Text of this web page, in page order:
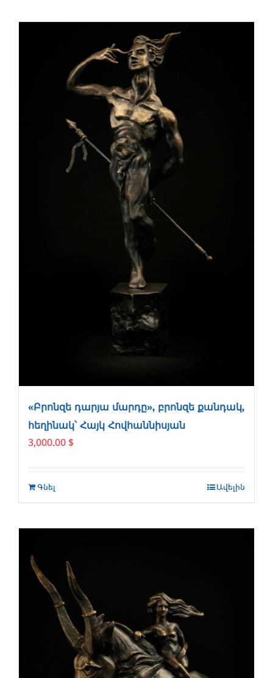
«Բրոնզե դարյա մարդը», բրոնզե քանդակ,
հեղինակ՝ Հայկ Հովհաննիսյան
3,000.00 $
Գնել Ավելին